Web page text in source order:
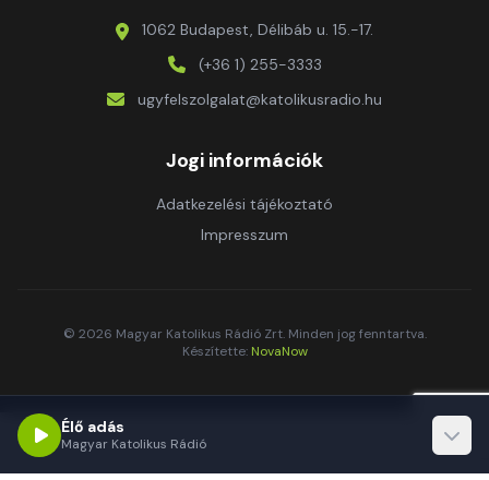
1062 Budapest, Délibáb u. 15.-17.
(+36 1) 255-3333
ugyfelszolgalat@katolikusradio.hu
Jogi információk
Adatkezelési tájékoztató
Impresszum
© 2026 Magyar Katolikus Rádió Zrt. Minden jog fenntartva.
Készítette: NovaNow
Élő adás
Magyar Katolikus Rádió